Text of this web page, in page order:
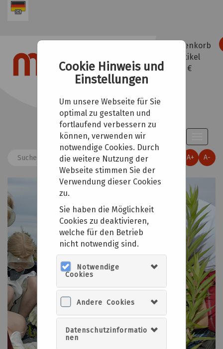
Cookie Hinweis und
Einstellungen
Um unsere Webseite für Sie
optimal zu gestalten und
fortlaufend verbessern zu
können, verwenden wir
notwendige Cookies. Durch
die weitere Nutzung der
Webseite stimmen Sie der
Verwendung dieser Cookies
zu.
Sie haben die Möglichkeit
Cookies zu deaktivieren,
welche für den Betrieb
nicht notwendig sind.
Notwendige
Cookies
Andere Cookies
Datenschutzinformatio
nen
Warenkorb
Artikel
0,00 €
A-
A+